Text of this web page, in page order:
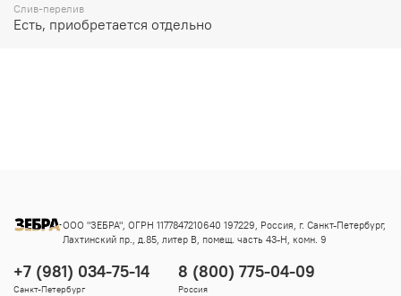
Слив-перелив
Есть, приобретается отдельно
+7 (981) 034-75-14
Санкт-Петербург
8 (800) 775-04-09
Россия
ООО "ЗЕБРА", ОГРН 1177847210640 197229, Россия, г. Санкт-Петербург,
Лахтинский пр., д.85, литер В, помещ. часть 43-Н, комн. 9